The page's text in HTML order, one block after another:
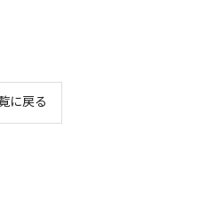
に戻る